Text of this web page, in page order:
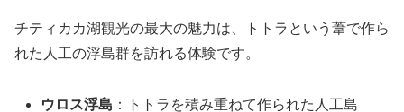
チティカカ湖観光の最大の魅力は、トトラという葦で作ら
れた人工の浮島群を訪れる体験です。
ウロス浮島 ：トトラを積み重ねて作られた人工島